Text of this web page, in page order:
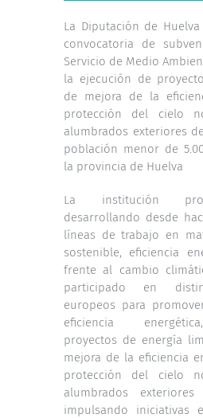
La Diputación de
convocatoria de
Servicio de Medio
la ejecución de
de mejora de la
protección del cielo
alumbrados exteriores
población menor de
la provincia de Huelva
La institución
desarrollando desde
líneas de trabajo en
sostenible, eficiencia
frente al cambio
participado en
europeos para
eficiencia
proyectos de energía
mejora de la eficiencia
protección del cielo
alumbrados
impulsando iniciativas